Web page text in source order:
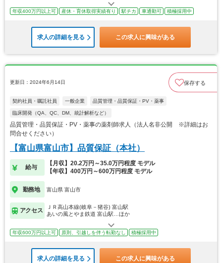
年収400万円以上可 産休・育休取得実績有り 駅チカ 車通勤可 積極採用中
求人の詳細を見る この求人に興味がある
更新日：2024年6月14日 保存する
契約社員・嘱託社員 一般企業 品質管理・品質保証・PV・薬事
臨床開発（QA、QC、DM、統計解析など）
品質管理・品質保証・PV・薬事の薬剤師求人（法人名非公開 ※詳細はお
問合せください）
【富山県富山市】品質保証（本社）
給与
【月収】20.2万円～35.0万円程度 モデル
【年収】400万円～600万円程度 モデル
勤務地 富山県 富山市
アクセス
ＪＲ高山本線(岐阜－猪谷) 富山駅
あいの風とやま鉄道 富山駅…ほか
年収600万円以上可 原則、引越しを伴う転勤なし 積極採用中
求人の詳細を見る この求人に興味がある